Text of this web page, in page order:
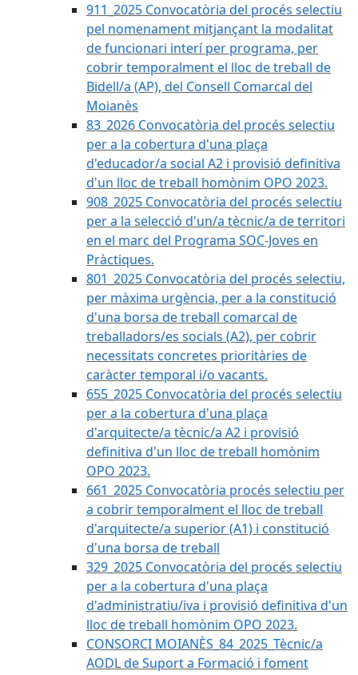
911_2025 Convocatòria del procés selectiu
pel nomenament mitjançant la modalitat
de funcionari interí per programa, per
cobrir temporalment el lloc de treball de
Bidell/a (AP), del Consell Comarcal del
Moianès
83_2026 Convocatòria del procés selectiu
per a la cobertura d'una plaça
d'educador/a social A2 i provisió definitiva
d'un lloc de treball homònim OPO 2023.
908_2025 Convocatòria del procés selectiu
per a la selecció d'un/a tècnic/a de territori
en el marc del Programa SOC-Joves en
Pràctiques.
801_2025 Convocatòria del procés selectiu,
per màxima urgència, per a la constitució
d'una borsa de treball comarcal de
treballadors/es socials (A2), per cobrir
necessitats concretes prioritàries de
caràcter temporal i/o vacants.
655_2025 Convocatòria del procés selectiu
per a la cobertura d'una plaça
d'arquitecte/a tècnic/a A2 i provisió
definitiva d'un lloc de treball homònim
OPO 2023.
661_2025 Convocatòria procés selectiu per
a cobrir temporalment el lloc de treball
d'arquitecte/a superior (A1) i constitució
d'una borsa de treball
329_2025 Convocatòria del procés selectiu
per a la cobertura d'una plaça
d'administratiu/iva i provisió definitiva d'un
lloc de treball homònim OPO 2023.
CONSORCI MOIANÈS_84_2025_Tècnic/a
AODL de Suport a Formació i foment